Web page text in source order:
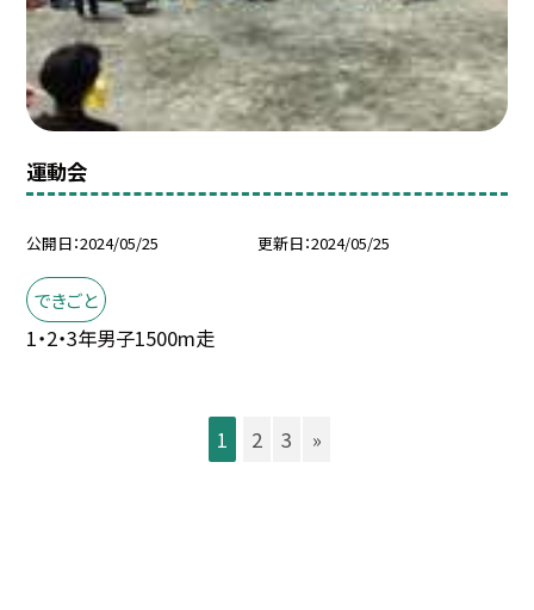
運動会
公開日 2024/05/25 更新日 2024/05/25
できごと
1・2・3年男子1500m走
1 2 3 »